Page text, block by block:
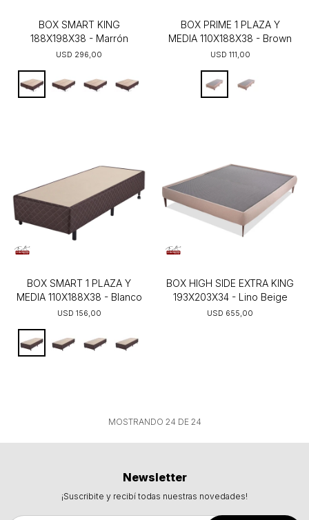
BOX SMART KING
188X198X38 - Marrón
USD 296,00
BOX PRIME 1 PLAZA Y
MEDIA 110X188X38 - Brown
USD 111,00
BOX SMART 1 PLAZA Y
MEDIA 110X188X38 - Blanco
USD 156,00
BOX HIGH SIDE EXTRA KING
193X203X34 - Lino Beige
USD 655,00
MOSTRANDO 24 DE 24
Newsletter
¡Suscribite y recibí todas nuestras novedades!